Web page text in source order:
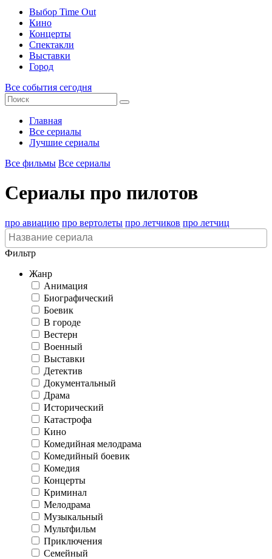
Выбор Time Out
Кино
Концерты
Спектакли
Выставки
Город
Все события сегодня
Главная
Все сериалы
Лучшие сериалы
Все фильмы Все сериалы
Сериалы про пилотов
про авиацию про вертолеты про летчиков про летчиц
Фильтр
Жанр
Анимация
Биографический
Боевик
В городе
Вестерн
Военный
Выставки
Детектив
Документальный
Драма
Исторический
Катастрофа
Кино
Комедийная мелодрама
Комедийный боевик
Комедия
Концерты
Криминал
Мелодрама
Музыкальный
Мультфильм
Приключения
Семейный